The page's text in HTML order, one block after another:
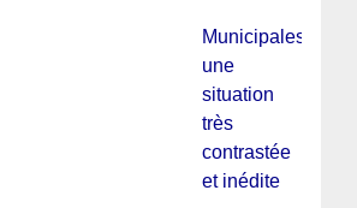
Municipales :
une
situation
très
contrastée
et inédite